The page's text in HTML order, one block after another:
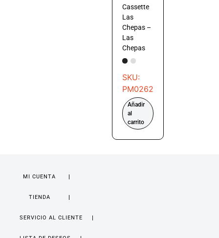
Cassette
Las
Chepas –
Las
Chepas
SKU:
PM0262
Añadir
al
carrito
MI CUENTA
TIENDA
SERVICIO AL CLIENTE